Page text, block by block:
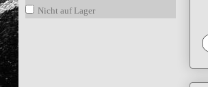
Nicht auf Lager